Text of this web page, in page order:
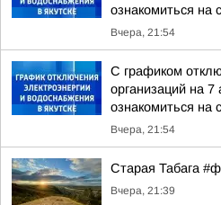
ознакомиться на
Вчера, 21:54
С графиком
организаций на 7
ознакомиться на
Вчера, 21:54
Старая Табага
Вчера, 21:39